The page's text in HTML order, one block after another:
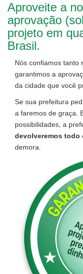
Aproveite a
aprovação
projeto em
Brasil.
Nós confiamos tanto
garantimos a
da cidade que você
Se sua prefeitura
a faremos de graça.
possibilidades, a
devolveremos todo
demora.